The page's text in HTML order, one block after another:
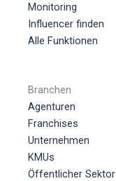
Monitoring
Influencer finden
Alle Funktionen
Branchen
Agenturen
Franchises
Unternehmen
KMUs
Öffentlicher Sektor